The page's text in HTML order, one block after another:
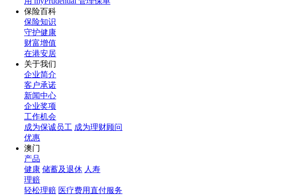
保险百科
保险知识
守护健康
财富增值
在港安居
关于我们
企业简介
客户承诺
新闻中心
企业奖项
工作机会
成为保诚员工 成为理财顾问
优惠
澳门
产品
健康 储蓄及退休 人寿
理赔
轻松理赔 医疗费用直付服务